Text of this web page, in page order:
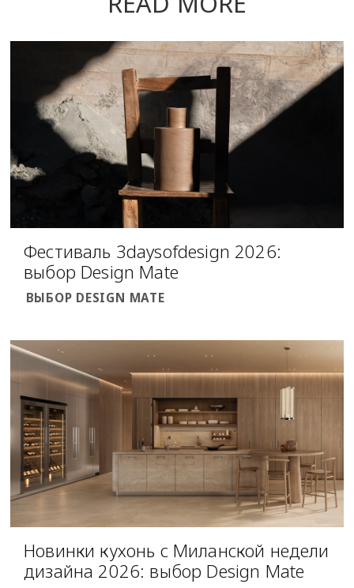
Фестиваль 3daysofdesign 2026:
выбор Design Mate
ВЫБОР DESIGN MATE
Новинки кухонь с Миланской недели
дизайна 2026: выбор Design Mate